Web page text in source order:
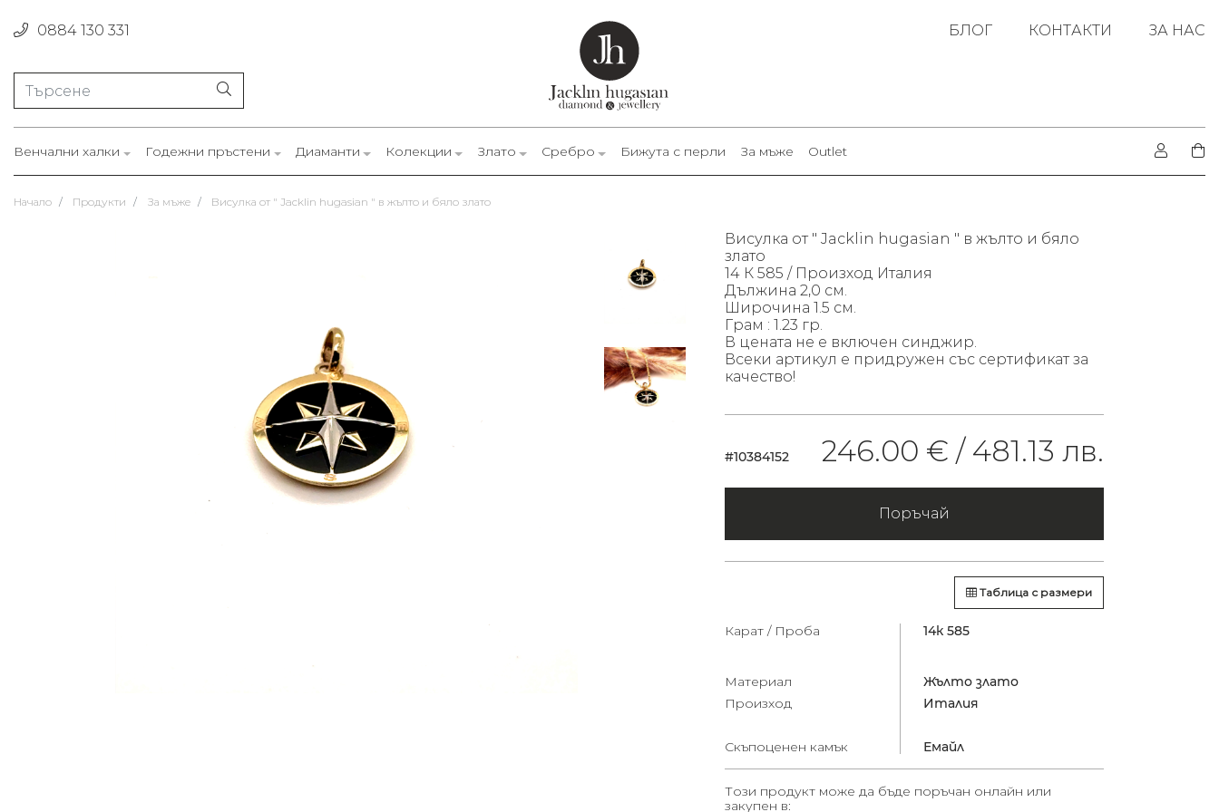
0884 130 331 БЛОГ КОНТАКТИ ЗА НАС
Венчални халки Годежни пръстени Диаманти Колекции Злато Сребро Бижута с перли За мъже Outlet
Начало Продукти За мъже Висулка от " Jacklin hugasian " в жълто и бяло злато
Висулка от " Jacklin hugasian " в жълто и бяло
злато
14 К 585 / Произход Италия
Дължина 2,0 см.
Широчина 1.5 см.
Грам : 1.23 гр.
В цената не е включен синджир.
Всеки артикул е придружен със сертификат за
качество!
#10384152 246.00 € / 481.13 лв.
Поръчай
Таблица с размери
Карат / Проба 14к 585
Материал
Жълто злато
Произход
Италия
Скъпоценен камък Емайл
Този продукт може да бъде поръчан онлайн или
закупен в: